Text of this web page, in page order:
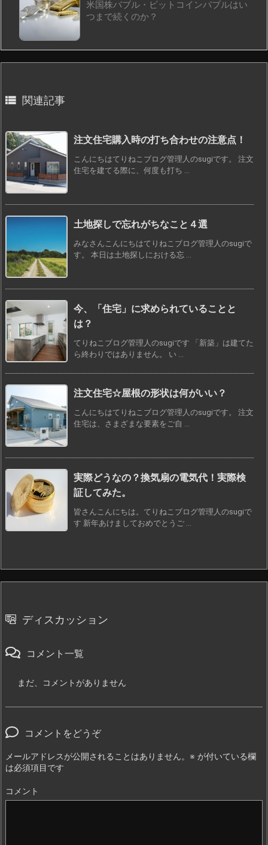
米国株バブル・ビットコインバブルはい
つまで続くのか？
 関連記事
注文住宅購入時の打ち合わせの注意点！
こんにちはてりねこブログ管理人のsugiです。 注文
住宅を建てる際に、何度も打ち ...
土地探しで忘れがちなこと４選
みなさんこんにちはてりねこブログ管理人のsugiで
す。 本日は土地探しにおける忘 ...
今、「住宅」に求められていることと
は？
てりねこブログ管理人のsugiです 「新築」は建てた
ら終わりではありません。 い ...
注文住宅☆屋根の形状は何がいい？
こんにちはてりねこブログ管理人のsugiです。 注文
住宅は、さまざまな要素をご自 ...
実際どうなの？換気扇の電気代！実際検
証してみた。
皆さんこんにちは。てりねこブログ管理人のsugiで
す 新年あけましておめでとうご ...
ディスカッション
コメント一覧
まだ、コメントがありません
コメントをどうぞ
メールアドレスが公開されることはありません。 ※ が付いている欄
は必須項目です
コメント